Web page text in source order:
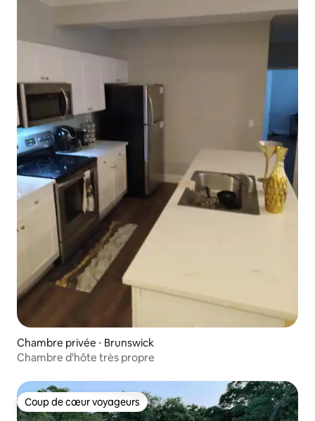
Chambre privée ⋅ Brunswick
Chambre d'hôte très propre
Coup de cœur voyageurs
Coup de cœur voyageurs